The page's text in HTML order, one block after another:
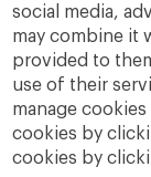
social media,
may combine it
provided to
use of their
manage
cookies by
cookies by